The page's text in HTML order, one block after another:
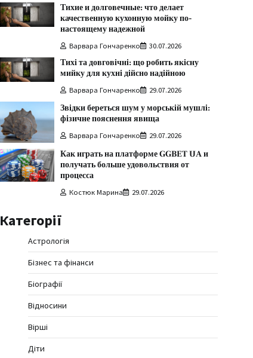
Тихие и долговечные: что делает
качественную кухонную мойку по-
настоящему надежной
Варвара Гончаренко 30.07.2026
Тихі та довговічні: що робить якісну
мийку для кухні дійсно надійною
Варвара Гончаренко 29.07.2026
Звідки береться шум у морській мушлі:
фізичне пояснення явища
Варвара Гончаренко 29.07.2026
Как играть на платформе GGBET UA и
получать больше удовольствия от
процесса
Костюк Марина 29.07.2026
Категорії
Астрологія
Бізнес та фінанси
Біографії
Відносини
Вірші
Діти